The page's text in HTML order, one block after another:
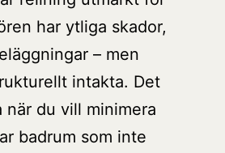
har ytliga skador,
– men
intakta. Det
när du vill minimera
badrum som inte